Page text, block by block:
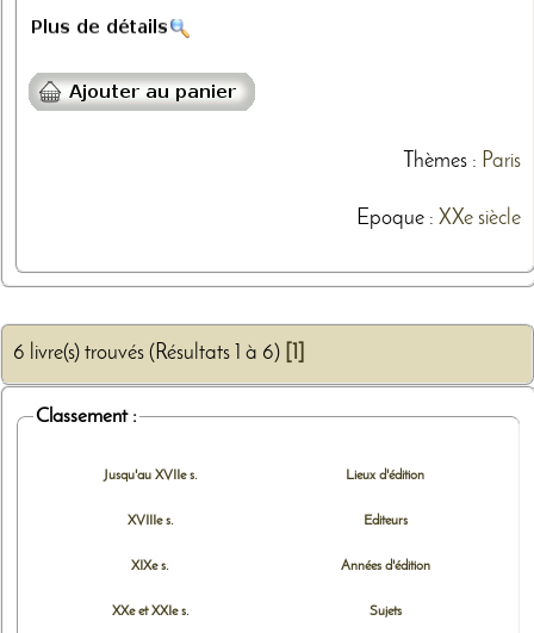
Thèmes: Paris
Epoque : XXe siècle
6 livre(s) trouvés (Résultats 1 à 6)
Classement :
Jusqu'au XVIIe s.
XVIIIe s.
XIXe s.
XXe et XXIe s.
Lieux d'édition
Editeurs
Années d'édition
Sujets